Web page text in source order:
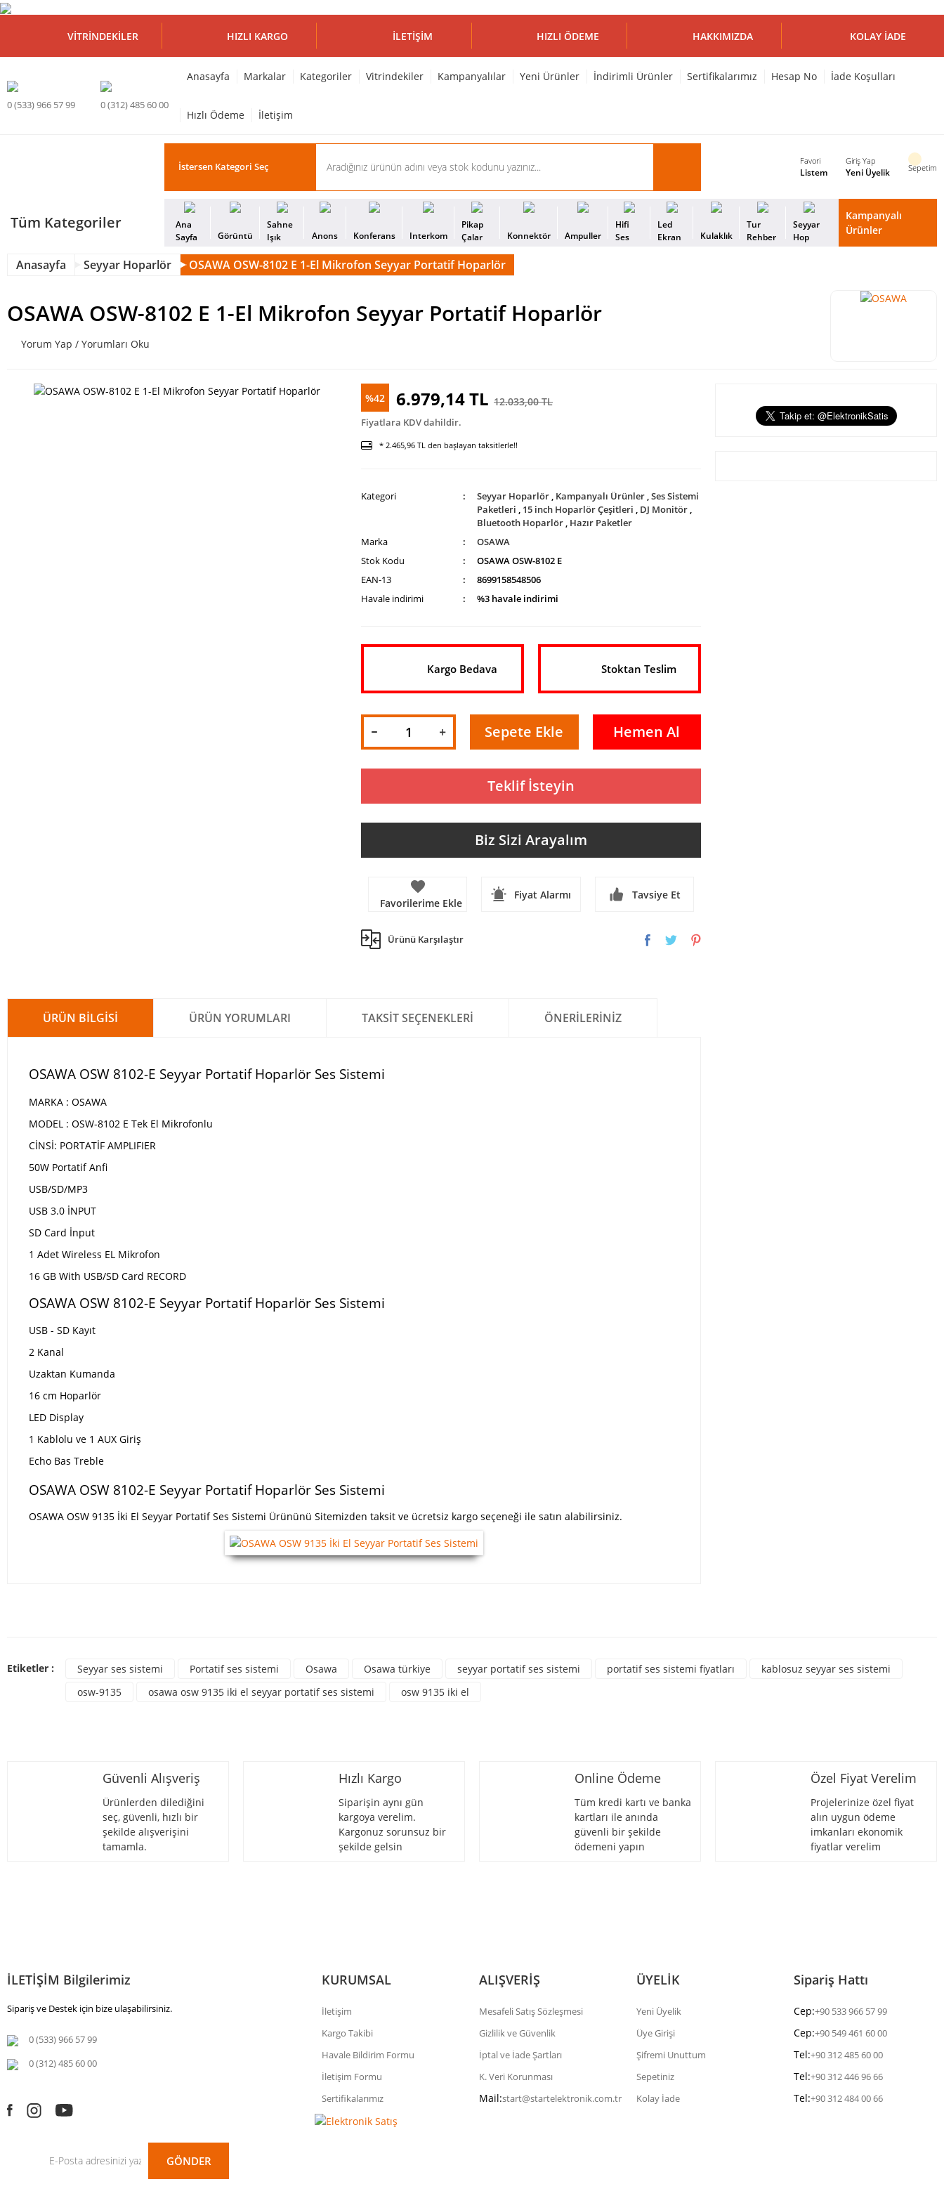
VITRINDEKILER HIZLI KARGO İLETIŞIM HIZLI ÖDEME HAKKIMIZDA KOLAY İADE
0 (533) 966 57 99 0 (312) 485 60 00
Anasayfa Markalar Kategoriler Vitrindekiler Kampanyalılar Yeni Ürünler İndirimli Ürünler Sertifikalarımız Hesap No İade Koşulları
Hızlı Ödeme İletişim
Favori
Listem
Giriş Yap
Yeni Üyelik Sepetim
Tüm Kategoriler
Ana
Sayfa
Görüntü
Sahne
Işık
Anons Konferans Interkom
Pikap
Çalar
Konnektör Ampuller
Hifi
Ses
Led
Ekran
Kulaklık
Tur
Rehber
Seyyar
Hop
Kampanyalı
Ürünler
Anasayfa Seyyar Hoparlör OSAWA OSW-8102 E 1-El Mikrofon Seyyar Portatif Hoparlör
OSAWA OSW-8102 E 1-El Mikrofon Seyyar Portatif Hoparlör
Yorum Yap / Yorumları Oku
%42 6.979,14 TL 12.033,00 TL
Fiyatlara KDV dahildir.
* 2.465,96 TL den başlayan taksitlerle!!
Kategori Seyyar Hoparlör , Kampanyalı Ürünler ,Ses Sistemi
Paketleri , 15 inch Hoparlör Çeşitleri , DJ Monitör ,
Bluetooth Hoparlör , Hazır Paketler
Marka
OSAWA
Stok Kodu
OSAWA OSW-8102 E
EAN-13
8699158548506
Havale indirimi
%3 havale indirimi
Kargo Bedava Stoktan Teslim
Sepete Ekle Hemen Al
Teklif İsteyin
Biz Sizi Arayalım
Fiyat Alarmı Tavsiye Et
Ürünü Karşılaştır
ÜRÜN BILGISI ÜRÜN YORUMLARI TAKSIT SEÇENEKLERI ÖNERILERINIZ
OSAWA OSW 8102-E Seyyar Portatif Hoparlör Ses Sistemi
MARKA : OSAWA
MODEL : OSW-8102 E Tek El Mikrofonlu
CİNSİ: PORTATİF AMPLIFIER
50W Portatif Anfi
USB/SD/MP3
USB 3.0 İNPUT
SD Card İnput
1 Adet Wireless EL Mikrofon
16 GB With USB/SD Card RECORD
OSAWA OSW 8102-E Seyyar Portatif Hoparlör Ses Sistemi
USB - SD Kayıt
2 Kanal
Uzaktan Kumanda
16 cm Hoparlör
LED Display
1 Kablolu ve 1 AUX Giriş
Echo Bas Treble
OSAWA OSW 8102-E Seyyar Portatif Hoparlör Ses Sistemi
OSAWA OSW 9135 İki El Seyyar Portatif Ses Sistemi Ürününü Sitemizden taksit ve ücretsiz kargo seçeneği ile satın alabilirsiniz.
Gönder
Etiketler : Seyyar ses sistemi Portatif ses sistemi Osawa Osawa türkiye seyyar portatif ses sistemi portatif ses sistemi fiyatları
kablosuz seyyar ses sistemi
osw-9135
osawa osw 9135 iki el seyyar portatif ses sistemi osw 9135 iki el
Güvenli Alışveriş
Ürünlerden dilediğini
seç, güvenli, hızlı bir
şekilde alışverişini
tamamla.
Hızlı Kargo
Siparişin aynı gün
kargoya verelim.
Kargonuz sorunsuz bir
şekilde gelsin
Online Ödeme
Tüm kredi kartı ve banka
kartları ile anında
güvenli bir şekilde
ödemeni yapın
Özel Fiyat Verelim
Projelerinize özel fiyat
alın uygun ödeme
imkanları ekonomik
fiyatlar verelim
İLETİŞİM Bilgilerimiz
Sipariş ve Destek için bize ulaşabilirsiniz.
0 (533) 966 57 99
0 (312) 485 60 00
GÖNDER
KURUMSAL
İletişim
Kargo Takibi
Havale Bildirim Formu
İletişim Formu
Sertifikalarımız
ALIŞVERİŞ
Mesafeli Satış Sözleşmesi
Gizlilik ve Güvenlik
İptal ve İade Şartları
K. Veri Korunması
Mail:start@startelektronik.com.tr
ÜYELİK
Yeni Üyelik
Üye Girişi
Şifremi Unuttum
Sepetiniz
Kolay İade
Sipariş Hattı
Cep:+90 533 966 57 99
Cep:+90 549 461 60 00
Tel:+90 312 485 60 00
Tel:+90 312 446 96 66
Tel:+90 312 484 00 66